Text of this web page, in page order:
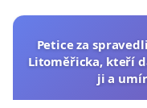
Petice za
Litoměřicka, kteří
ji a